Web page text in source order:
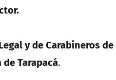
y de Carabineros de
de Tarapacá.